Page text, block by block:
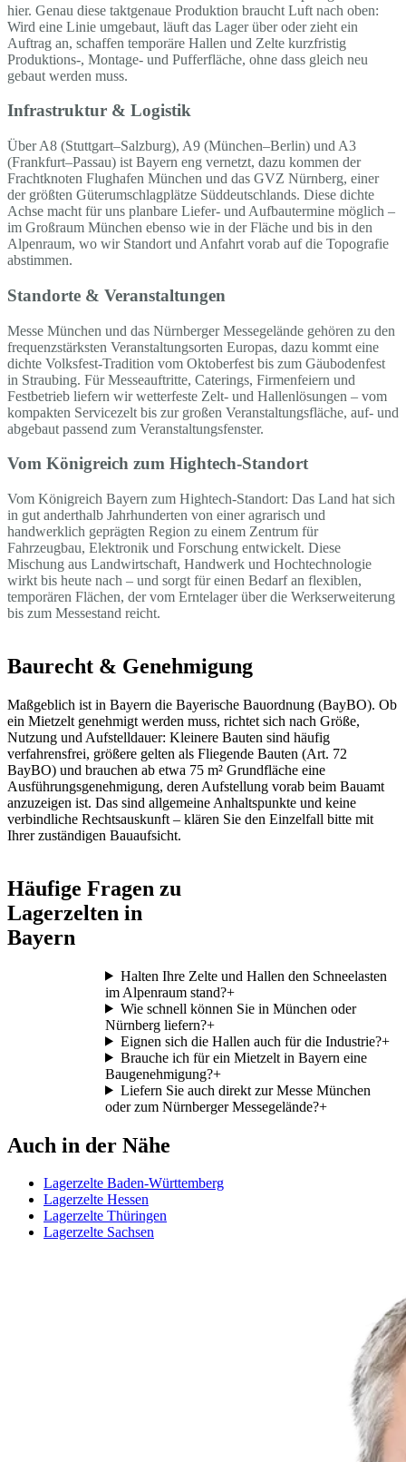
hier. Genau diese taktgenaue Produktion braucht Luft nach oben:
Wird eine Linie umgebaut, läuft das Lager über oder zieht ein
Auftrag an, schaffen temporäre Hallen und Zelte kurzfristig
Produktions-, Montage- und Pufferfläche, ohne dass gleich neu
gebaut werden muss.
Infrastruktur & Logistik
Über A8 (Stuttgart–Salzburg), A9 (München–Berlin) und A3
(Frankfurt–Passau) ist Bayern eng vernetzt, dazu kommen der
Frachtknoten Flughafen München und das GVZ Nürnberg, einer
der größten Güterumschlagplätze Süddeutschlands. Diese dichte
Achse macht für uns planbare Liefer- und Aufbautermine möglich –
im Großraum München ebenso wie in der Fläche und bis in den
Alpenraum, wo wir Standort und Anfahrt vorab auf die Topografie
abstimmen.
Standorte & Veranstaltungen
Messe München und das Nürnberger Messegelände gehören zu den
frequenzstärksten Veranstaltungsorten Europas, dazu kommt eine
dichte Volksfest-Tradition vom Oktoberfest bis zum Gäubodenfest
in Straubing. Für Messeauftritte, Caterings, Firmenfeiern und
Festbetrieb liefern wir wetterfeste Zelt- und Hallenlösungen – vom
kompakten Servicezelt bis zur großen Veranstaltungsfläche, auf- und
abgebaut passend zum Veranstaltungsfenster.
Vom Königreich zum Hightech-Standort
Vom Königreich Bayern zum Hightech-Standort: Das Land hat sich
in gut anderthalb Jahrhunderten von einer agrarisch und
handwerklich geprägten Region zu einem Zentrum für
Fahrzeugbau, Elektronik und Forschung entwickelt. Diese
Mischung aus Landwirtschaft, Handwerk und Hochtechnologie
wirkt bis heute nach – und sorgt für einen Bedarf an flexiblen,
temporären Flächen, der vom Erntelager über die Werkserweiterung
bis zum Messestand reicht.
Baurecht & Genehmigung
Maßgeblich ist in Bayern die Bayerische Bauordnung (BayBO). Ob
ein Mietzelt genehmigt werden muss, richtet sich nach Größe,
Nutzung und Aufstelldauer: Kleinere Bauten sind häufig
verfahrensfrei, größere gelten als Fliegende Bauten (Art. 72
BayBO) und brauchen ab etwa 75 m² Grundfläche eine
Ausführungsgenehmigung, deren Aufstellung vorab beim Bauamt
anzuzeigen ist. Das sind allgemeine Anhaltspunkte und keine
verbindliche Rechtsauskunft – klären Sie den Einzelfall bitte mit
Ihrer zuständigen Bauaufsicht.
Häufige Fragen zu
Lagerzelten in
Bayern
Halten Ihre Zelte und Hallen den Schneelasten
im Alpenraum stand?+
Wie schnell können Sie in München oder
Nürnberg liefern?+
Eignen sich die Hallen auch für die Industrie?+
Brauche ich für ein Mietzelt in Bayern eine
Baugenehmigung?+
Liefern Sie auch direkt zur Messe München
oder zum Nürnberger Messegelände?+
Auch in der Nähe
Lagerzelte Baden-Württemberg
Lagerzelte Hessen
Lagerzelte Thüringen
Lagerzelte Sachsen